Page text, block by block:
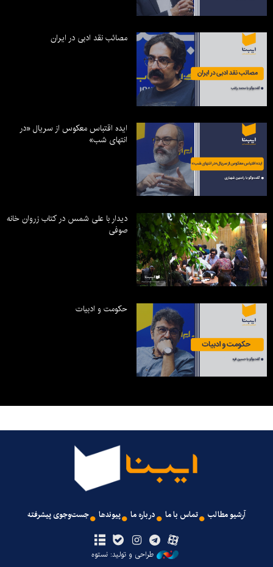
مصائب نقد ادبی در ایران
ایده اقتباس معکوس از سریال «در
انتهای شب»
دیدار با علی شمس در کتاب زروان خانه
صوفی
حکومت و ادبیات
آرشیو مطالب تماس با ما درباره ما پیوندها جست‌وجوی پیشرفته
طراحی و تولید: نستوه